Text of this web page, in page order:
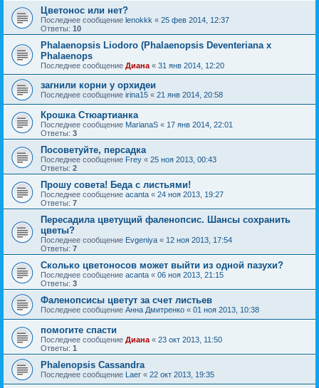
Цветонос или нет?
Последнее сообщение lenokkk « 25 фев 2014, 12:37
Ответы: 10
Phalaenopsis Liodoro (Phalaenopsis Deventeriana x
Phalaenops
Последнее сообщение Диана « 31 янв 2014, 12:20
загнили корни у орхидеи
Последнее сообщение irina15 « 21 янв 2014, 20:58
Крошка Стюартианка
Последнее сообщение MarianaS « 17 янв 2014, 22:01
Ответы: 3
Посоветуйте, персадка
Последнее сообщение Frey « 25 ноя 2013, 00:43
Ответы: 2
Прошу совета! Беда с листьями!
Последнее сообщение acanta « 24 ноя 2013, 19:27
Ответы: 7
Пересадила цветущий фаленопсис. Шансы сохранить
цветы?
Последнее сообщение Evgeniya « 12 ноя 2013, 17:54
Ответы: 7
Сколько цветоносов может выйти из одной пазухи?
Последнее сообщение acanta « 06 ноя 2013, 21:15
Ответы: 3
Фаленопсисы цветут за счет листьев
Последнее сообщение Анна Дмитренко « 01 ноя 2013, 10:38
помогите спасти
Последнее сообщение Диана « 23 окт 2013, 11:50
Ответы: 1
Phalenopsis Cassandra
Последнее сообщение Laer « 22 окт 2013, 19:35